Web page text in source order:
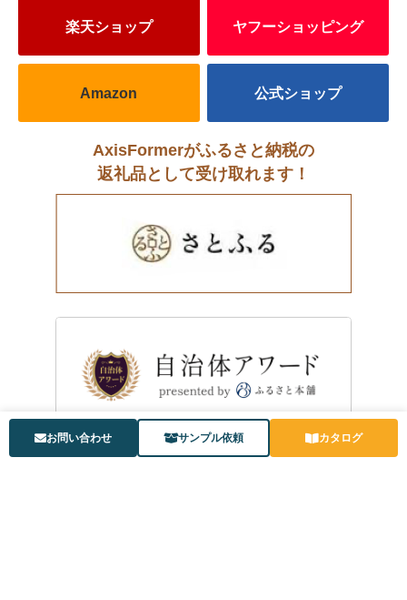
楽天ショップ ヤフーショッピング
Amazon 公式ショップ
AxisFormerがふるさと納税の
返礼品として受け取れます！
お問い合わせ サンプル依頼 カタログ